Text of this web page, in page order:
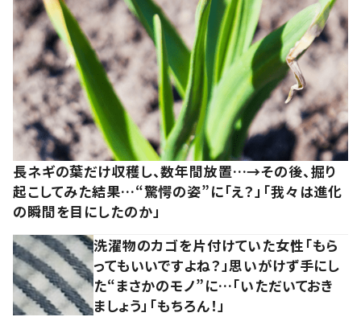
長ネギの葉だけ収穫し、数年間放置…→その後、掘り
起こしてみた結果…“驚愕の姿”に「え？」「我々は進化
の瞬間を目にしたのか」
洗濯物のカゴを片付けていた女性「もら
ってもいいですよね？」思いがけず手にし
た“まさかのモノ”に…「いただいておき
ましょう」「もちろん！」